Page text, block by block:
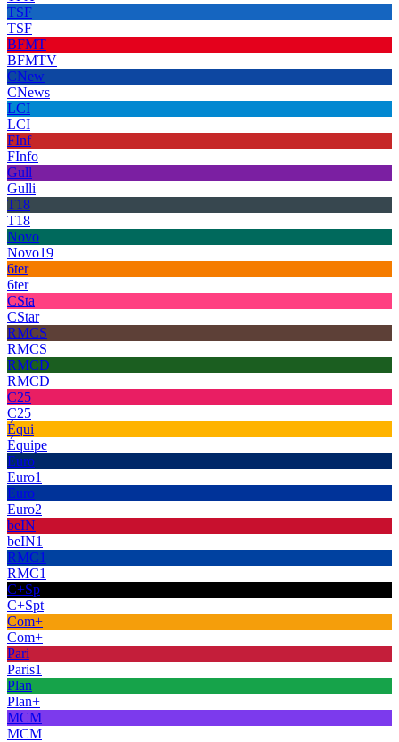
TSF
TSF
BFMT
BFMTV
CNew
CNews
LCI
LCI
FInf
FInfo
Gull
Gulli
T18
T18
Novo
Novo19
6ter
6ter
CSta
CStar
RMCS
RMCS
RMCD
RMCD
C25
C25
Équi
Équipe
Euro
Euro1
Euro
Euro2
beIN
beIN1
RMC1
RMC1
C+Sp
C+Spt
Com+
Com+
Pari
Paris1
Plan
Plan+
MCM
MCM